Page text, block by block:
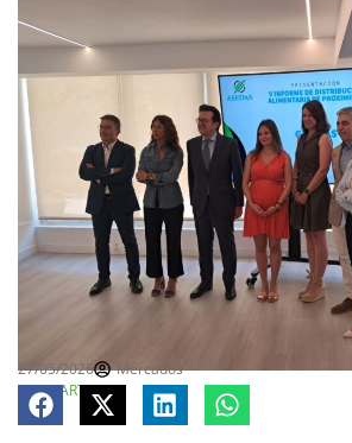
27/05/2026
Mercados
COMPARTE